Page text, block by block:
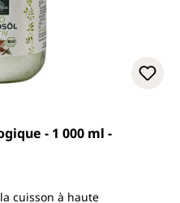
- 1 000 ml -
cuisson à haute